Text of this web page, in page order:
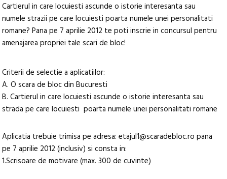
Cartierul in care locuiesti ascunde o istorie interesanta sau
numele strazii pe care locuiesti poarta numele unei personalitati
romane? Pana pe 7 aprilie 2012 te poti inscrie in concursul pentru
amenajarea propriei tale scari de bloc!
Criterii de selectie a aplicatiilor:
A. O scara de bloc din Bucuresti
B. Cartierul in care locuiesti ascunde o istorie interesanta sau
strada pe care locuiesti poarta numele unei personalitati romane
Aplicatia trebuie trimisa pe adresa: etajul1@scaradebloc.ro pana
pe 7 aprilie 2012 (inclusiv) si consta in:
1.Scrisoare de motivare (max. 300 de cuvinte)